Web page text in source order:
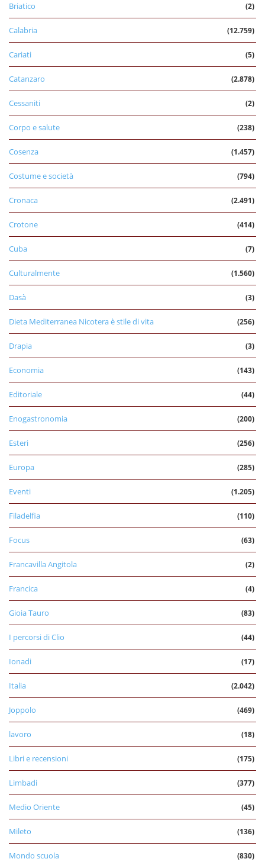
Briatico (2)
Calabria (12.759)
Cariati (5)
Catanzaro (2.878)
Cessaniti (2)
Corpo e salute (238)
Cosenza (1.457)
Costume e società (794)
Cronaca (2.491)
Crotone (414)
Cuba (7)
Culturalmente (1.560)
Dasà (3)
Dieta Mediterranea Nicotera è stile di vita (256)
Drapia (3)
Economia (143)
Editoriale (44)
Enogastronomia (200)
Esteri (256)
Europa (285)
Eventi (1.205)
Filadelfia (110)
Focus (63)
Francavilla Angitola (2)
Francica (4)
Gioia Tauro (83)
I percorsi di Clio (44)
Ionadi (17)
Italia (2.042)
Joppolo (469)
lavoro (18)
Libri e recensioni (175)
Limbadi (377)
Medio Oriente (45)
Mileto (136)
Mondo scuola (830)